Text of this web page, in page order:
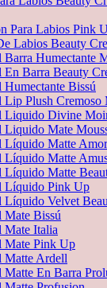
Para Labios Pink
Labios Beauty
Barra Humectante
En Barra Beauty
Humectante Bissú
Lip Plush Cremoso
Liquido Divine
Liquido Mate
Líquido Matte
Líquido Matte
Líquido Matte
Líquido Pink Up
Líquido Velvet
Mate Bissú
Mate Italia
Mate Pink Up
Matte Ardell
Matte En Barra